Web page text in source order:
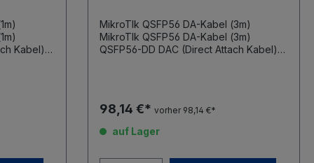
Kabel)
MikroTIk QSFP56 DA-Kabel (3m)
MikroTIk QSFP56 DA-Kabel (3m)
QSFP56-DD DAC (Direct Attach Kabel)
98,14 €*vorher 98,14 €*
auf Lager